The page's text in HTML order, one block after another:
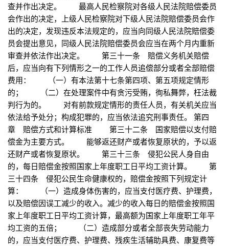
查并作出决定。 最高人民检察院对各级人民法院赔偿委员
会作出的决定，上级人民检察院对下级人民法院赔偿委员会作
出的决定，发现违反本法规定的，应当向同级人民法院赔偿委
员会提出意见，同级人民法院赔偿委员会应当在两个月内重新
审查并依法作出决定。 第三十一条 赔偿义务机关赔偿
后，应当向有下列情形之一的工作人员追偿部分或者全部赔偿
费用： （一）有本法第十七条第四项、第五项规定情形
的； （二）在处理案件中有贪污受贿，徇私舞弊，枉法裁
判行为的。 对有前款规定情形的责任人员，有关机关应当
依法给予处分；构成犯罪的，应当依法追究刑事责任。 第四
章 赔偿方式和计算标准 第三十二条 国家赔偿以支付赔
偿金为主要方式。 能够返还财产或者恢复原状的，予以返
还财产或者恢复原状。 第三十三条 侵犯公民人身自由
的，每日赔偿金按照国家上年度职工日平均工资计算。 第
三十四条 侵犯公民生命健康权的，赔偿金按照下列规定计
算： （一）造成身体伤害的，应当支付医疗费、护理费，
以及赔偿因误工减少的收入。减少的收入每日的赔偿金按照国
家上年度职工日平均工资计算，最高额为国家上年度职工年平
均工资的五倍； （二）造成部分或者全部丧失劳动能力
的，应当支付医疗费、护理费、残疾生活辅助具费、康复费等